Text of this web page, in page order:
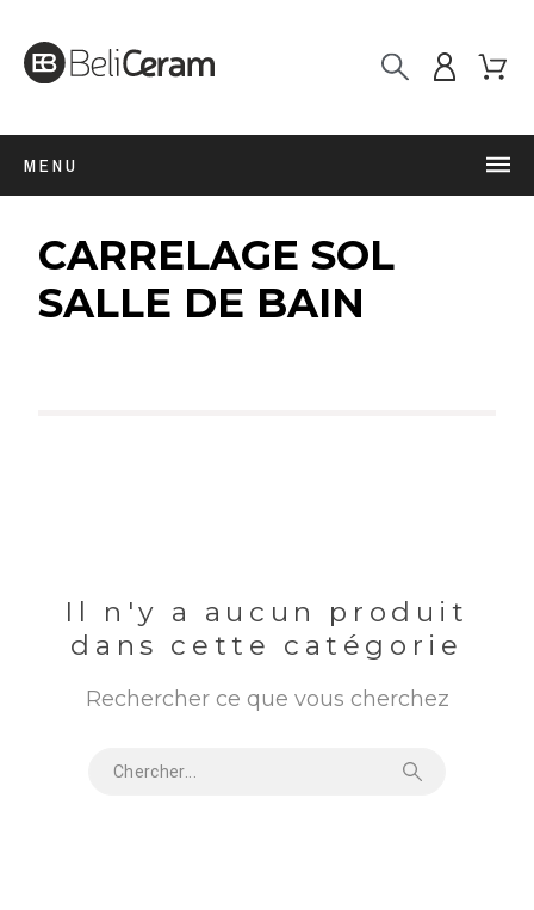
MENU
CARRELAGE SOL
SALLE DE BAIN
Il n'y a aucun produit
dans cette catégorie
Rechercher ce que vous cherchez